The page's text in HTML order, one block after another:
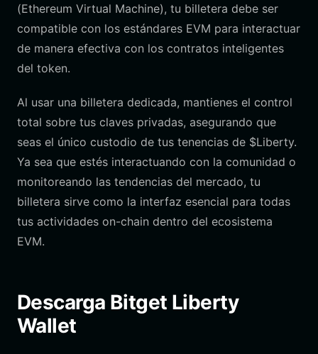
(Ethereum Virtual Machine), tu billetera debe ser
compatible con los estándares EVM para interactuar
de manera efectiva con los contratos inteligentes
del token.
Al usar una billetera dedicada, mantienes el control
total sobre tus claves privadas, asegurando que
seas el único custodio de tus tenencias de $Liberty.
Ya sea que estés interactuando con la comunidad o
monitoreando las tendencias del mercado, tu
billetera sirve como la interfaz esencial para todas
tus actividades on-chain dentro del ecosistema
EVM.
Descarga Bitget Liberty
Wallet